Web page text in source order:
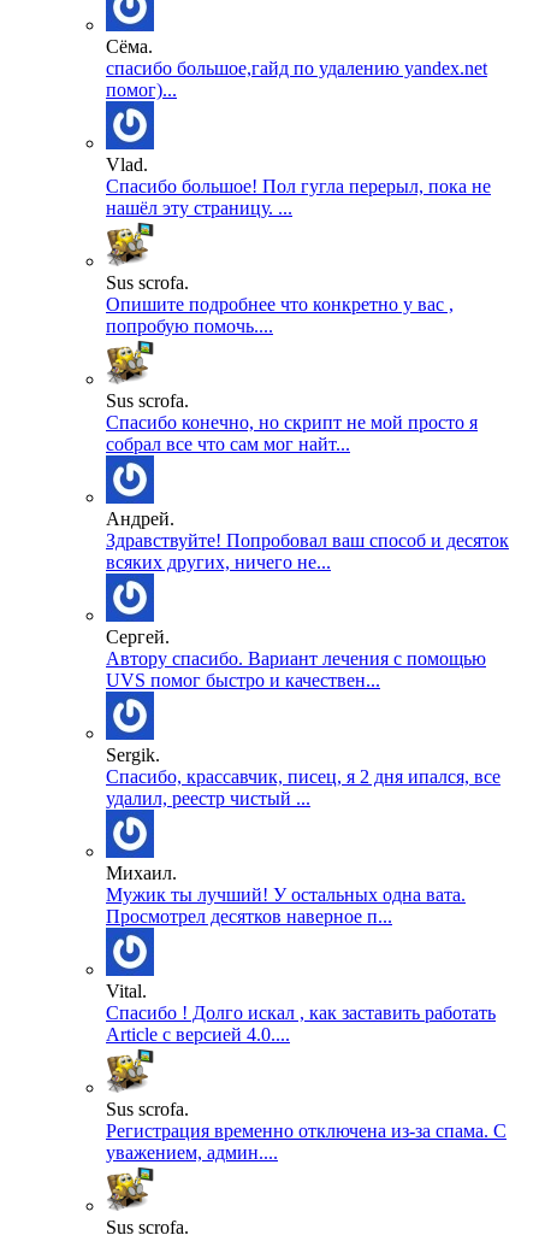
Сёма.
спасибо большое,гайд по удалению yandex.net
помог)...
Vlad.
Спасибо большое! Пол гугла перерыл, пока не
нашёл эту страницу. ...
Sus scrofa.
Опишите подробнее что конкретно у вас ,
попробую помочь....
Sus scrofa.
Спасибо конечно, но скрипт не мой просто я
собрал все что сам мог найт...
Андрей.
Здравствуйте! Попробовал ваш способ и десяток
всяких других, ничего не...
Сергей.
Автору спасибо. Вариант лечения с помощью
UVS помог быстро и качествен...
Sergik.
Спасибо, крассавчик, писец, я 2 дня ипался, все
удалил, реестр чистый ...
Михаил.
Мужик ты лучший! У остальных одна вата.
Просмотрел десятков наверное п...
Vital.
Спасибо ! Долго искал , как заставить работать
Article с версией 4.0....
Sus scrofa.
Регистрация временно отключена из-за спама. С
уважением, админ....
Sus scrofa.